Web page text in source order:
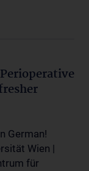
German!
Wien |
für